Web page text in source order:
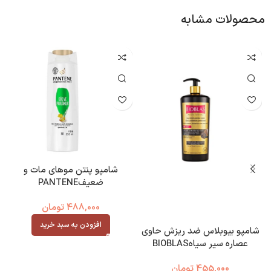
محصولات مشابه
شامپو بیوبلاس ضد ریزش حاوی
عصاره سیر سیاهBIOBLAS
شامپو پنتن موهای مات و
ضعیفPANTENE
488,000 تومان
افزودن به سبد خرید